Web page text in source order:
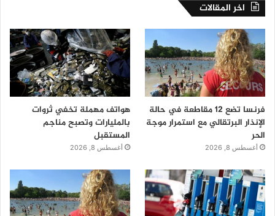
اخر المقالات
فرنسا تضع 12 مقاطعة في حالة
الإنذار البرتقالي مع استمرار موجة
الحر
أغسطس 8, 2026
هواتف مهملة تخفي ثروات
بالمليارات وتصبح مناجم
المستقبل
أغسطس 8, 2026